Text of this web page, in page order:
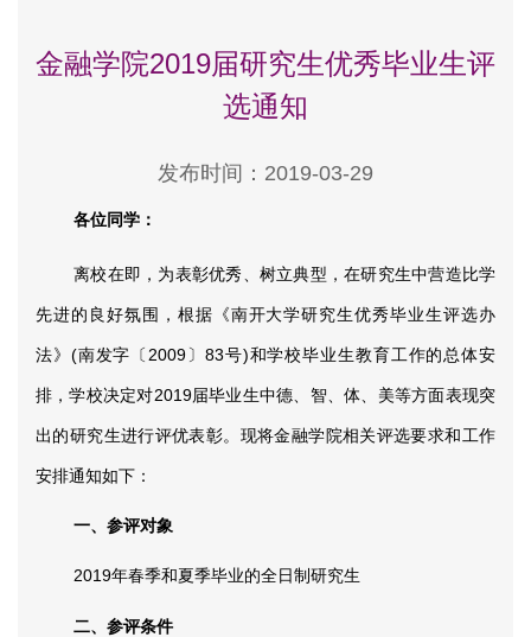
金融学院2019届研究生优秀毕业生评
选通知
发布时间：2019-03-29
各位同学：
离校在即，为表彰优秀、树立典型，在研究生中营造比学
先进的良好氛围，根据《南开大学研究生优秀毕业生评选办
法》 (南发字〔 2009〕 83号)和学校毕业生教育工作的总体安
排，学校决定对2019届毕业生中德、智、体、美等方面表现突
出的研究生进行评优表彰。现将金融学院相关评选要求和工作
安排通知如下：
一、参评对象
2019年春季和夏季毕业的全日制研究生
二、参评条件